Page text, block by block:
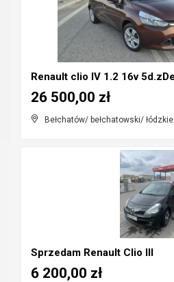
Bełchatów/ bełchatowski/ łódzkie
26 500,00 zł
Sprzedam Renault Clio III
6 200,00 zł